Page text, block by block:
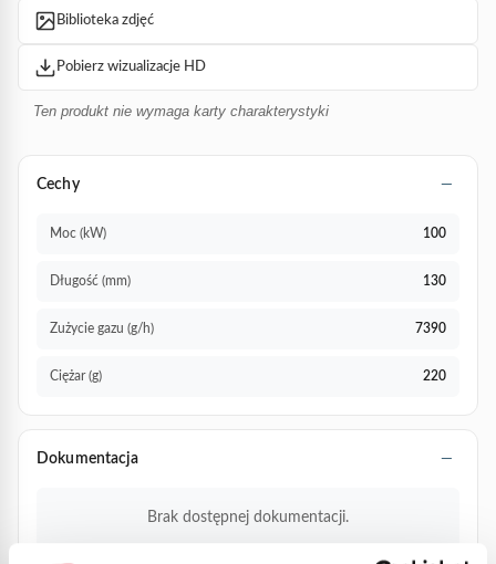
Biblioteka zdjęć
Pobierz wizualizacje HD
Ten produkt nie wymaga karty charakterystyki
Cechy
Moc (kW) 100
Długość (mm) 130
Zużycie gazu (g/h) 7390
Ciężar (g) 220
Dokumentacja
Brak dostępnej dokumentacji.